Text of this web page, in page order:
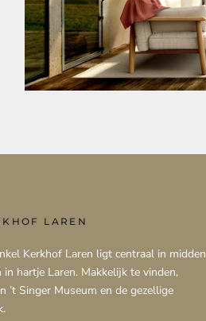
LAREN
Kerkhof Laren ligt centraal in midden
in hartje Laren. Makkelijk te vinden,
’t Singer Museum en de gezellige